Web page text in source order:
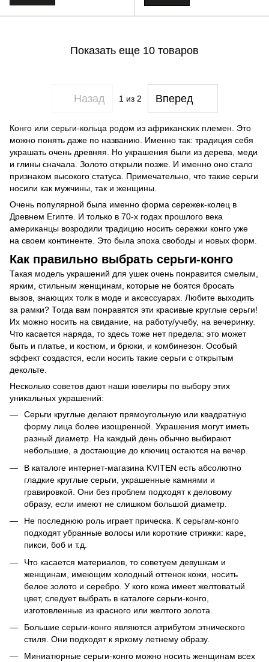
Показать еще 10 товаров
Назад 1из 2 Вперед
Конго или серьги-кольца родом из африканских племен. Это
можно понять даже по названию. Именно так: традиция себя
украшать очень древняя. Но украшения были из дерева, меди
и глины сначала. Золото открыли позже. И именно оно стало
признаком высокого статуса. Примечательно, что такие серьги
носили как мужчины, так и женщины.
Очень популярной была именно форма сережек-колец в
Древнем Египте. И только в 70-х годах прошлого века
американцы возродили традицию носить сережки конго уже
на своем континенте. Это была эпоха свободы и новых форм.
Как правильно выбрать серьги-конго
Такая модель украшений для ушек очень понравится смелым,
ярким, стильным женщинам, которые не боятся бросать
вызов, знающих толк в моде и аксессуарах. Любите выходить
за рамки? Тогда вам понравятся эти красивые круглые серьги!
Их можно носить на свидание, на работу/учебу, на вечеринку.
Что касается наряда, то здесь тоже нет предела: это может
быть и платье, и костюм, и брюки, и комбинезон. Особый
эффект создастся, если носить такие серьги с открытым
декольте.
Несколько советов дают наши ювелиры по выбору этих
уникальных украшений:
Серьги круглые делают прямоугольную или квадратную
форму лица более изощренной. Украшения могут иметь
разный диаметр. На каждый день обычно выбирают
небольшие, а достающие до ключиц остаются на вечер.
В каталоге интернет-магазина KVITEN есть абсолютно
гладкие круглые серьги, украшенные камнями и
гравировкой. Они без проблем подходят к деловому
образу, если имеют не слишком большой диаметр.
Не последнюю роль играет прическа. К серьгам-конго
подходят убранные волосы или короткие стрижки: каре,
пикси, боб и т.д.
Что касается материалов, то советуем девушкам и
женщинам, имеющим холодный оттенок кожи, носить
белое золото и серебро. У кого кожа имеет желтоватый
цвет, следует выбрать в каталоге серьги-конго,
изготовленные из красного или желтого золота.
Большие серьги-конго являются атрибутом этнического
стиля. Они подходят к яркому летнему образу.
Миниатюрные серьги-конго можно носить женщинам всех